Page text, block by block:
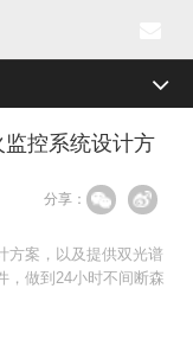
控系统设计方
分享：
方案，以及提供双光谱
，做到24小时不间断森